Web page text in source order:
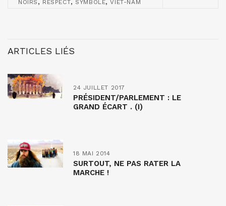
NOIRS
RESPECT SYMBOLE VIET-NAM
ARTICLES LIÉS
24 JUILLET 2017
PRÉSIDENT/PARLEMENT : LE
GRAND ÉCART . (I)
18 MAI 2014
SURTOUT, NE PAS RATER LA
MARCHE !